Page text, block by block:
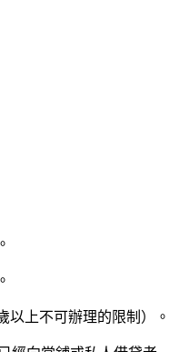
以上不可辦理的限制）。